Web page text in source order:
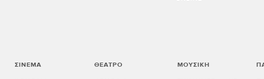
ΣΙΝΕΜΆ ΘΈΑΤΡΟ ΜΟΥΣΙΚΉ